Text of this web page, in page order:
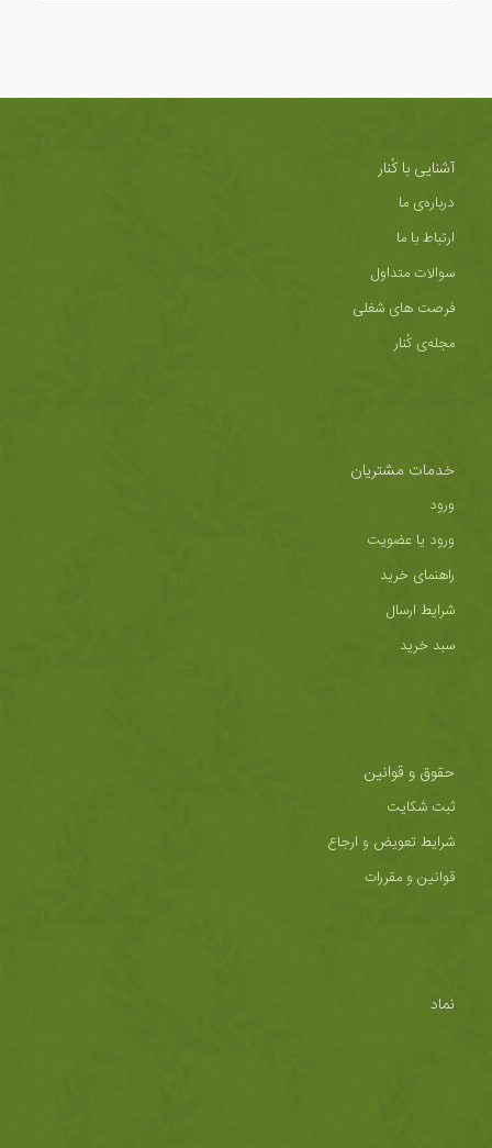
آشنایی با کُنار
درباره‌ی ما
ارتباط با ما
سوالات متداول
فرصت های شغلی
مجله‌ی کُنار
خدمات مشتریان
ورود
ورود یا عضویت
راهنمای خرید
شرایط ارسال
سبد خرید
حقوق و قوانین
ثبت شکایت
شرایط تعویض و ارجاع
قوانین و مقررات
نماد